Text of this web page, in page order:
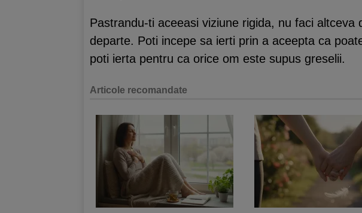
Pastrandu-ti aceeasi viziune rigida, nu faci
departe. Poti incepe sa ierti prin a aceepta ca
poti ierta pentru ca orice om este supus greselii.
Articole recomandate